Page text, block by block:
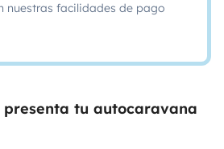
nuestras facilidades de pago
tu autocaravana